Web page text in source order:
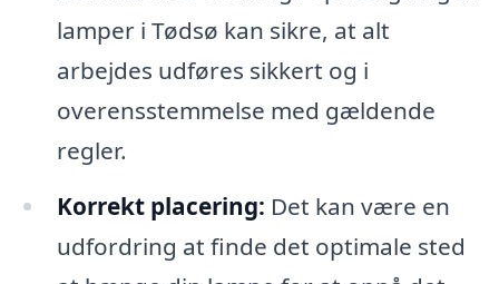
lamper i Tødsø kan sikre, at alt
arbejdes udføres sikkert og i
overensstemmelse med gældende
regler.
Korrekt placering: Det kan være en
udfordring at finde det optimale sted